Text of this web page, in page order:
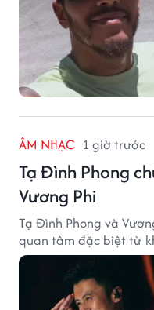
ÂM NHẠC 1 giờ trước
Tạ Đình Phong
Vương Phi
Tạ Đình Phong và
quan tâm đặc biệt từ